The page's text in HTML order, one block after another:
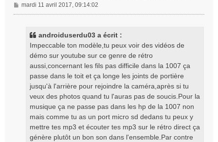
M
e
mardi 11 avril 2017, 09:14:02
androiduserdu03 a écrit :
Impeccable ton modèle,tu peux voir des vidéos de
démo sur youtube sur ce genre de rétro
aussi,concernant les fils pas difficile dans la 1007 ça
passe dans le toit et ça longe les joints de portière
jusqu'à l'arrière pour rejoindre la caméra,après si tu
veux des photos quand tu l'auras pas de soucis.Pour la
musique ça ne passe pas dans les hp de la 1007 non
mais comme tu as un port micro sd dedans tu peux y
mettre tes mp3 et écouter tes mp3 sur le rétro direct ça
génère plutôt un bon son dans l'ensemble.Par contre